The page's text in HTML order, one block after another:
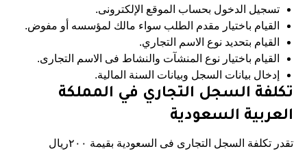
تسجيل الدخول بحساب الموقع الإلكترونى.
القيام باختيار مقدم الطلب سواء مالك لمؤسسه أو مفوض.
القيام بتحديد نوع الاسم التجاري.
القيام باختيار نوع المنشآت والنشاط فى الاسم التجارى.
إدخال بيانات السجل وبيانات السنة المالية.
تكلفة السجل التجاري في المملكة
العربية السعودية
تقدر تكلفة السجل التجارى فى السعودية بقيمة ٢٠٠ريال